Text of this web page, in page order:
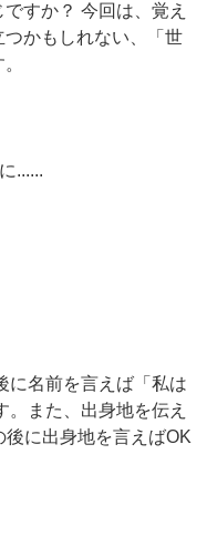
すか？ 今回は、覚え
かもしれない、「世
......
に名前を言えば「私は
また、出身地を伝え
に出身地を言えばOK